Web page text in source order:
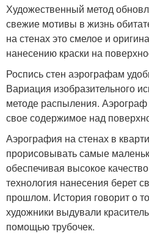
Художественный метод
свежие мотивы в жизнь
на стенах это смелое и
нанесению краски на
Роспись стен аэрографам
Вариация изобразительного
методе распыления.
свое содержимое над
Аэрография на стенах в
прорисовывать самые
обеспечивая высокое
технология нанесения берет
прошлом. История говорит о
художники выдували
помощью трубочек.